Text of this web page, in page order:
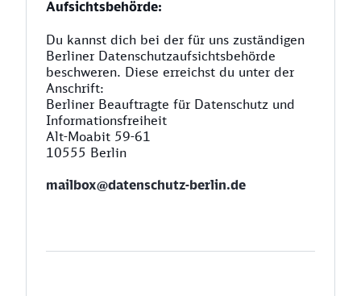
Aufsichtsbehörde:
Du kannst dich bei der für uns zuständigen
Berliner Datenschutzaufsichtsbehörde
beschweren. Diese erreichst du unter der
Anschrift:
Berliner Beauftragte für Datenschutz und
Informationsfreiheit
Alt-Moabit 59-61
10555 Berlin
mailbox@datenschutz-berlin.de